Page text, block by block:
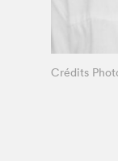
Crédits